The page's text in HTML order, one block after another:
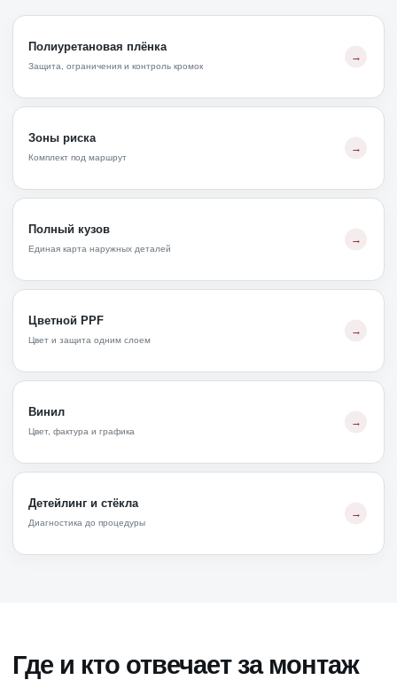
Полиуретановая плёнка
Защита, ограничения и контроль кромок
Зоны риска
Комплект под маршрут
Полный кузов
Единая карта наружных деталей
Цветной PPF
Цвет и защита одним слоем
Винил
Цвет, фактура и графика
Детейлинг и стёкла
Диагностика до процедуры
Где и кто отвечает за монтаж